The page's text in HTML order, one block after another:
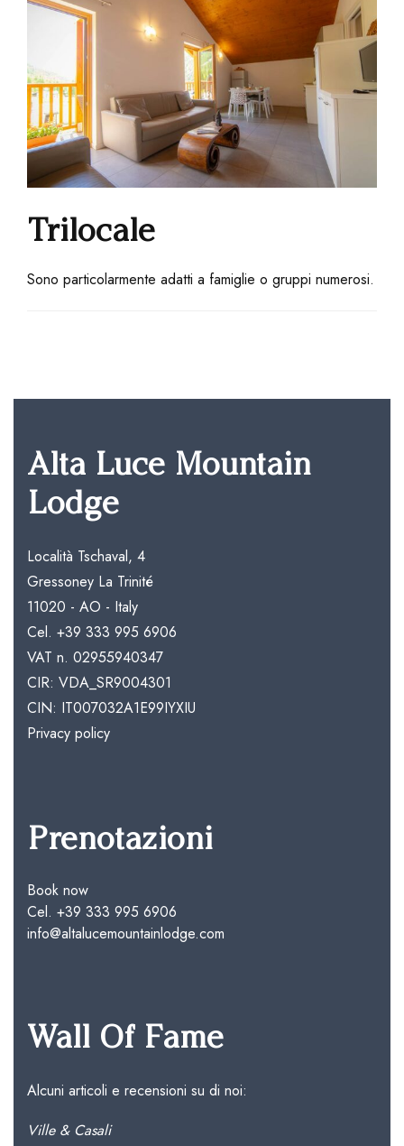
Trilocale
Sono particolarmente adatti a famiglie o gruppi numerosi.
Alta Luce Mountain
Lodge
Località Tschaval, 4
Gressoney La Trinité
11020 - AO - Italy
Cel. +39 333 995 6906
VAT n. 02955940347
CIR: VDA_SR9004301
CIN: IT007032A1E99IYXIU
Privacy policy
Prenotazioni
Book now
Cel. +39 333 995 6906
info@altalucemountainlodge.com
Wall Of Fame
Alcuni articoli e recensioni su di noi:
Ville & Casali